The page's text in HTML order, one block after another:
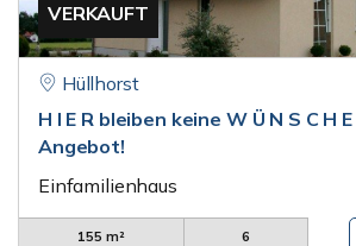
VERKAUFT
Hüllhorst
H I E R bleiben keine W Ü N S C H
Angebot!
Einfamilienhaus
155 m²
6